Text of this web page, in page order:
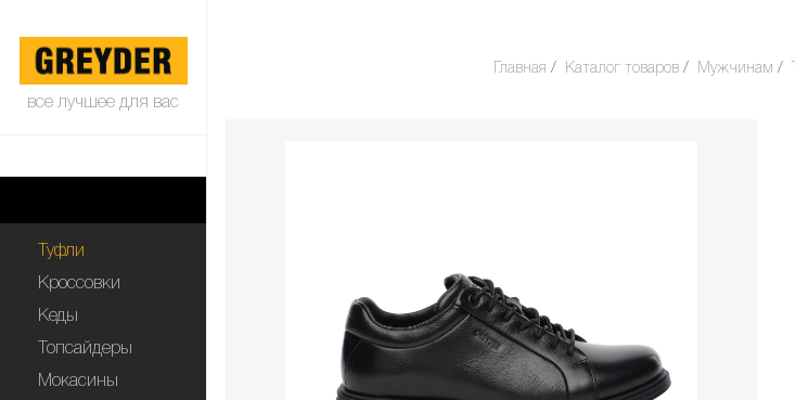
все лучшее для вас
Туфли
Кроссовки
Кеды
Топсайдеры
Мокасины
Главная Каталог товаров Мужчинам